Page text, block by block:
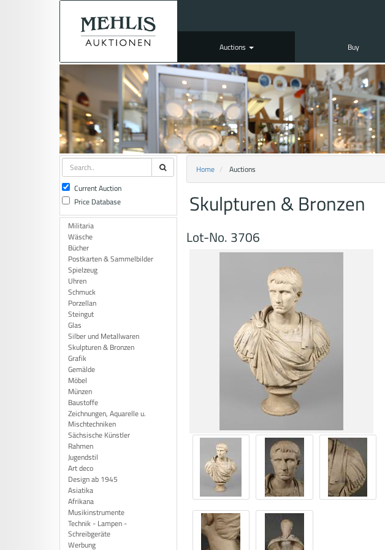
Auctions Buy
Current Auction
Price Database
Militaria
Wäsche
Bücher
Postkarten & Sammelbilder
Spielzeug
Uhren
Schmuck
Porzellan
Steingut
Glas
Silber und Metallwaren
Skulpturen & Bronzen
Grafik
Gemälde
Möbel
Münzen
Baustoffe
Zeichnungen, Aquarelle u.
Mischtechniken
Sächsische Künstler
Rahmen
Jugendstil
Art deco
Design ab 1945
Asiatika
Afrikana
Musikinstrumente
Technik - Lampen -
Schreibgeräte
Werbung
Home Auctions
Skulpturen & Bronzen
Lot-No. 3706